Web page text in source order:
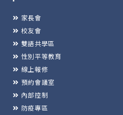
家長會
校友會
雙語共學區
性別平等教育
線上報修
預約會議室
內部控制
防疫專區